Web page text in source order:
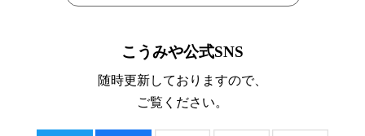
こうみや公式SNS
随時更新しておりますので、
ご覧ください。